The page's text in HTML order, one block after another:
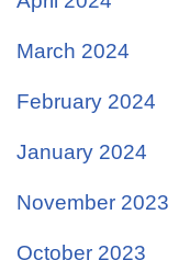
March 2024
February 2024
January 2024
November 2023
October 2023